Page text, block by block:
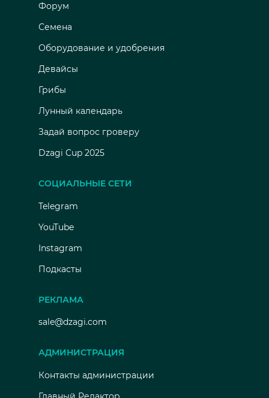
Форум
Семена
Оборудование и удобрения
Девайсы
Грибы
Лунный календарь
Задай вопрос гроверу
Dzagi Cup 2025
СОЦИАЛЬНЫЕ СЕТИ
Telegram
YouTube
Instagram
Подкасты
РЕКЛАМА
sale@dzagi.com
АДМИНИСТРАЦИЯ
Контакты администрации